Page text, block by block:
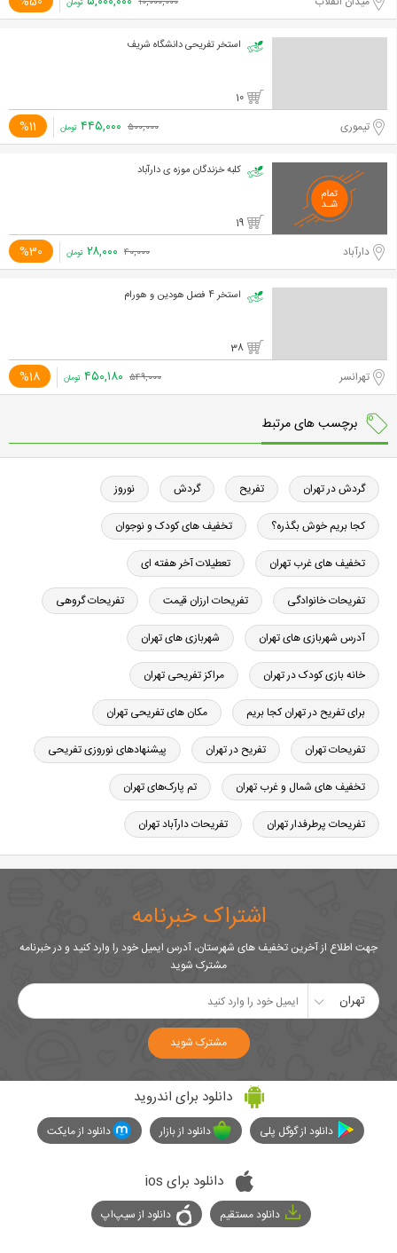
تومان
استخر تفریحی دانشگاه شریف
10
تیموری %11 ۵۰۰,۰۰۰ ۴۴۵,۰۰۰ تومان
کلبه خزندگان موزه ی دارآباد
19
دارآباد %30 ۴۰,۰۰۰ ۲۸,۰۰۰ تومان
استخر 4 فصل هودین و هورام
38
تهرانسر %18 ۵۴۹,۰۰۰ ۴۵۰,۱۸۰ تومان
برچسب های مرتبط
گردش در تهران تفریح گردش نوروز
کجا بریم خوش بگذره؟ تخفیف های کودک و نوجوان
تخفیف های غرب تهران تعطیلات آخر هفته ای
تفریحات خانوادگی تفریحات ارزان قیمت تفریحات گروهی
آدرس شهربازی های تهران شهربازی های تهران
خانه بازی کودک در تهران مراکز تفریحی تهران
برای تفریح در تهران کجا بریم مکان های تفریحی تهران
تفریحات تهران تفریح در تهران پیشنهادهای نوروزی تفریحی
تخفیف های شمال و غرب تهران تم پارک‌های تهران
تفریحات پرطرفدار تهران تفریحات دارآباد تهران
اشتراک خبرنامه
جهت اطلاع از آخرین تخفیف های شهرستان، آدرس ایمیل خود را وارد کنید و در خبرنامه
مشترک شوید
تهران
مشترک شوید
دانلود برای اندروید
دانلود از گوگل پلی دانلود از بازار دانلود از مایکت
دانلود برای ios
دانلود مستقیم دانلود از سیپ‌اپ